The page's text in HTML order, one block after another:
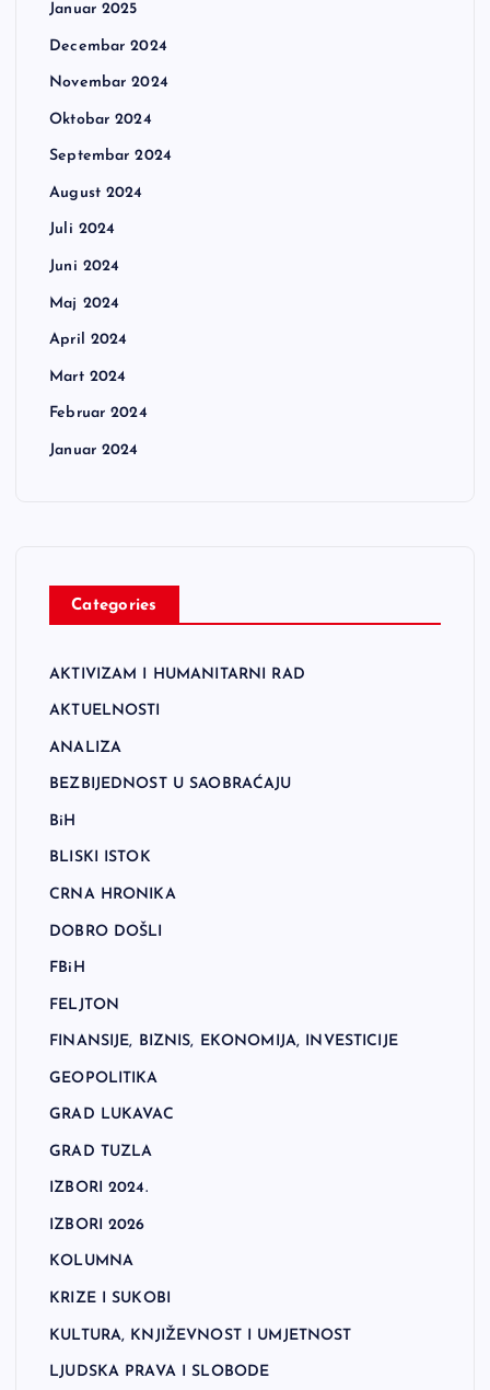
Januar 2025
Decembar 2024
Novembar 2024
Oktobar 2024
Septembar 2024
August 2024
Juli 2024
Juni 2024
Maj 2024
April 2024
Mart 2024
Februar 2024
Januar 2024
Categories
AKTIVIZAM I HUMANITARNI RAD
AKTUELNOSTI
ANALIZA
BEZBIJEDNOST U SAOBRAĆAJU
BiH
BLISKI ISTOK
CRNA HRONIKA
DOBRO DOŠLI
FBiH
FELJTON
FINANSIJE, BIZNIS, EKONOMIJA, INVESTICIJE
GEOPOLITIKA
GRAD LUKAVAC
GRAD TUZLA
IZBORI 2024.
IZBORI 2026
KOLUMNA
KRIZE I SUKOBI
KULTURA, KNJIŽEVNOST I UMJETNOST
LJUDSKA PRAVA I SLOBODE